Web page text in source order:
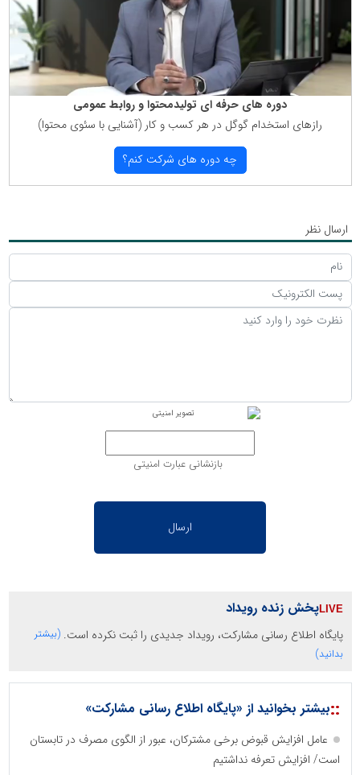
دوره های حرفه ای تولیدمحتوا و روابط عمومی
رازهای استخدام گوگل در هر كسب و كار (آشنایی با سئوی محتوا)
چه دوره های شركت كنم؟
ارسال نظر
بازنشانی عبارت امنیتی
پخش زنده رویداد
پایگاه اطلاع رسانی مشارکت، رویداد جدیدی را ثبت نکرده است. (بیشتر
بدانید)
::بیشتر بخوانید از «پایگاه اطلاع رسانی مشارکت»
عامل افزایش قبوض برخی مشترکان، عبور از الگوی مصرف در تابستان
است/ افزایش تعرفه نداشتیم